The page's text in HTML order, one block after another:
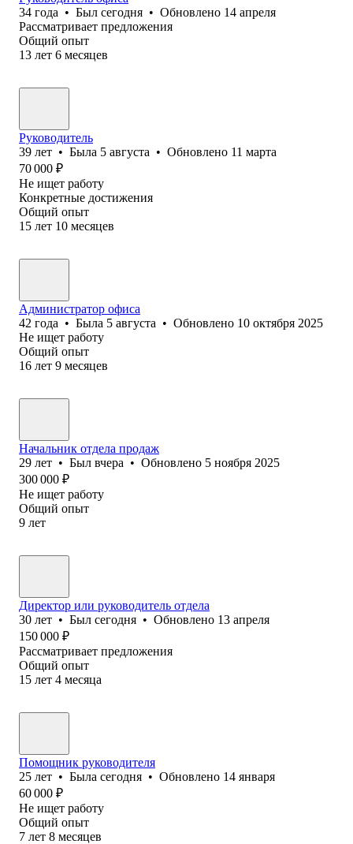
34 года • Был сегодня • Обновлено 14 апреля
Рассматривает предложения
Общий опыт
13 лет 6 месяцев
Руководитель
39 лет • Была 5 августа • Обновлено 11 марта
70 000 ₽
Не ищет работу
Конкретные достижения
Общий опыт
15 лет 10 месяцев
Администратор офиса
42 года • Была 5 августа • Обновлено 10 октября 2025
Не ищет работу
Общий опыт
16 лет 9 месяцев
Начальник отдела продаж
29 лет • Был вчера • Обновлено 5 ноября 2025
300 000 ₽
Не ищет работу
Общий опыт
9 лет
Директор или руководитель отдела
30 лет • Был сегодня • Обновлено 13 апреля
150 000 ₽
Рассматривает предложения
Общий опыт
15 лет 4 месяца
Помощник руководителя
25 лет • Была сегодня • Обновлено 14 января
60 000 ₽
Не ищет работу
Общий опыт
7 лет 8 месяцев